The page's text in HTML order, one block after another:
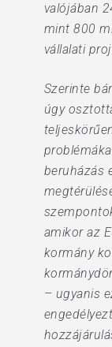
valójában
mint 800
vállalati
Szerinte
úgy
beruházás
amikor az
kormány
– ugyanis